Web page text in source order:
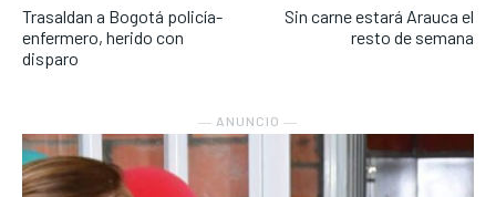
Trasaldan a Bogotá policía-
enfermero, herido con
disparo
Sin carne estará Arauca el
resto de semana
― ANUNCIO ―